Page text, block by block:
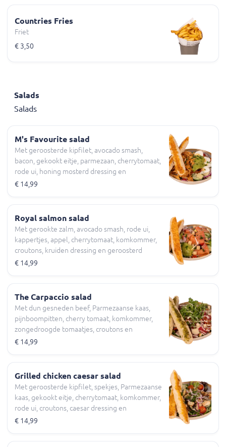
Countries Fries
Friet
€ 3,50
Salads
Salads
M's Favourite salad
Met geroosterde kipfilet, avocado smash,
bacon, gekookt eitje, parmezaan, cherrytomaat,
rode ui, honing mosterd dressing en
geroosterd pesto brood
€ 14,99
Royal salmon salad
Met gerookte zalm, avocado smash, rode ui,
kappertjes, appel, cherrytomaat, komkommer,
croutons, kruiden dressing en geroosterd
knoflookbrood
€ 14,99
The Carpaccio salad
Met dun gesneden beef, Parmezaanse kaas,
pijnboompitten, cherry tomaat, komkommer,
zongedroogde tomaatjes, croutons en
geroosterd pesto brood
€ 14,99
Grilled chicken caesar salad
Met geroosterde kipfilet, spekjes, Parmezaanse
kaas, gekookt eitje, cherrytomaat, komkommer,
rode ui, croutons, caesar dressing en
geroosterd knoflookbrood
€ 14,99